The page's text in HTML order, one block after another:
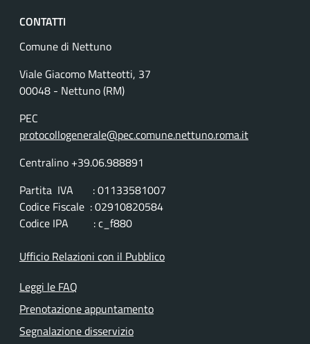
CONTATTI
Comune di Nettuno
Viale Giacomo Matteotti, 37
00048 - Nettuno (RM)
PEC
protocollogenerale@pec.comune.nettuno.roma.it
Centralino +39.06.988891
Partita IVA : 01133581007
Codice Fiscale : 02910820584
Codice IPA : c_f880
Ufficio Relazioni con il Pubblico
Leggi le FAQ
Prenotazione appuntamento
Segnalazione disservizio